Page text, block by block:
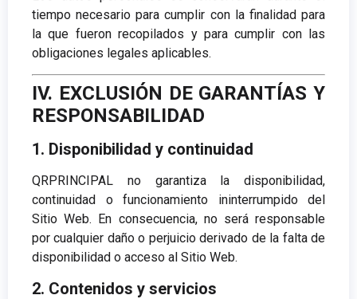
tiempo necesario para cumplir con la finalidad para
la que fueron recopilados y para cumplir con las
obligaciones legales aplicables.
IV. EXCLUSIÓN DE GARANTÍAS Y
RESPONSABILIDAD
1. Disponibilidad y continuidad
QRPRINCIPAL no garantiza la disponibilidad,
continuidad o funcionamiento ininterrumpido del
Sitio Web. En consecuencia, no será responsable
por cualquier daño o perjuicio derivado de la falta de
disponibilidad o acceso al Sitio Web.
2. Contenidos y servicios